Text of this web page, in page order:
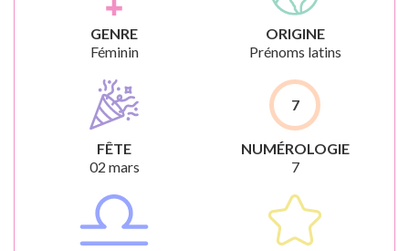
GENRE
Féminin
ORIGINE
Prénoms latins
FÊTE
02 mars
7
NUMÉROLOGIE
7